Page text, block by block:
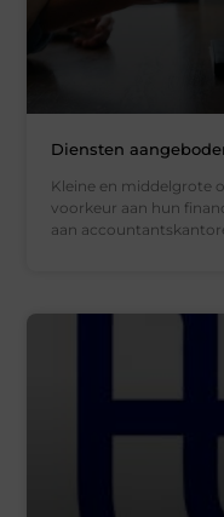
Diensten
Kleine en middelgrote
voorkeur aan hun
aan